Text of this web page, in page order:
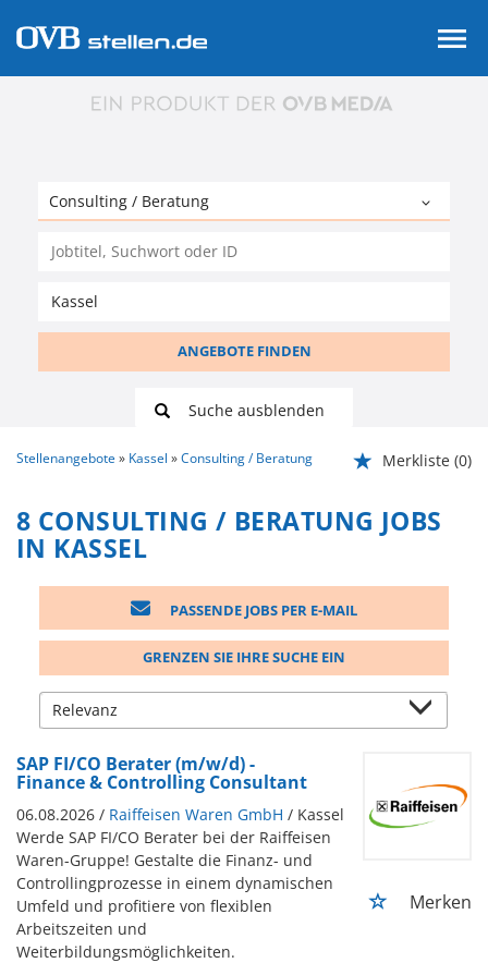
ANGEBOTE FINDEN
Suche ausblenden
Stellenangebote Kassel Consulting / Beratung Merkliste (0)
8 CONSULTING / BERATUNG JOBS
IN KASSEL
PASSENDE JOBS PER E-MAIL
GRENZEN SIE IHRE SUCHE EIN
SAP FI/CO Berater (m/w/d) -
Finance & Controlling Consultant
06.08.2026 / Raiffeisen Waren GmbH / Kassel
Werde SAP FI/CO Berater bei der Raiffeisen
Waren-Gruppe! Gestalte die Finanz- und
Controllingprozesse in einem dynamischen
Umfeld und profitiere von flexiblen
Arbeitszeiten und
Weiterbildungsmöglichkeiten.
Merken